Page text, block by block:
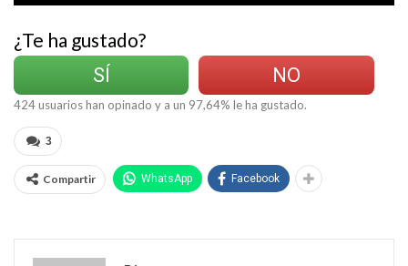
¿Te ha gustado?
SÍ
NO
424usuarios han opinado y a un 97,64% le ha gustado.
3
Compartir WhatsApp Facebook